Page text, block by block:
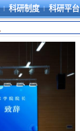
| 科研制度 | 科研平台